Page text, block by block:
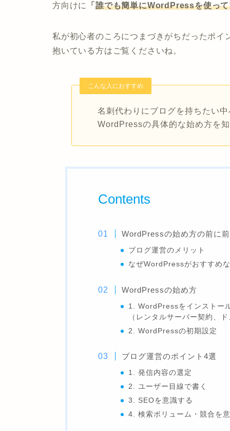
方向けに
「誰でも簡単にWordPressを使っ
私が初心者のころにつまづきがちだったポ
抱いている方はご覧くださいね。
こんな人におすすめ
名刺代わりにブログを持ちたい
WordPressの具体的な始め方を
Contents
WordPressの始め方の前に
ブログ運営のメリット
なぜWordPressがおすすめ
WordPressの始め方
1. WordPressをインストー
（レンタルサーバー契約、
2. WordPressの初期設定
ブログ運営のポイント4選
1. 発信内容の選定
2. ユーザー目線で書く
3. SEOを意識する
4. 検索ボリューム・競合を